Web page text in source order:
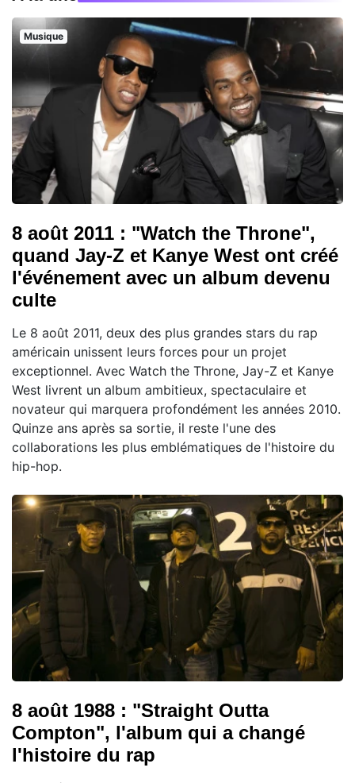
Musique
8 août 2011 : "Watch the Throne",
quand Jay-Z et Kanye West ont créé
l'événement avec un album devenu
culte
Le 8 août 2011, deux des plus grandes stars du rap
américain unissent leurs forces pour un projet
exceptionnel. Avec Watch the Throne, Jay-Z et Kanye
West livrent un album ambitieux, spectaculaire et
novateur qui marquera profondément les années 2010.
Quinze ans après sa sortie, il reste l'une des
collaborations les plus emblématiques de l'histoire du
hip-hop.
8 août 1988 : "Straight Outta
Compton", l'album qui a changé
l'histoire du rap